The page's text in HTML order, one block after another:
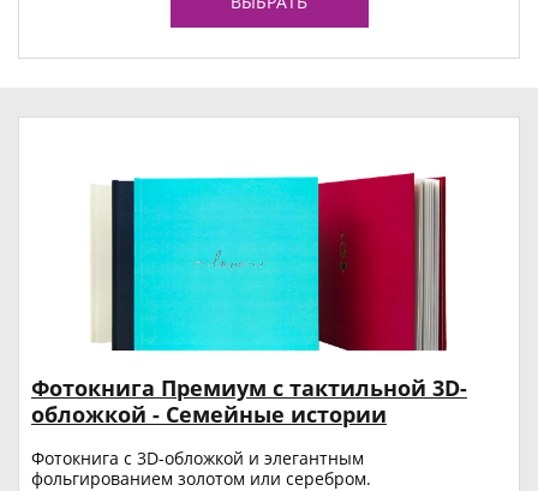
Фотокнига Премиум с тактильной 3D-
обложкой - Семейные истории
Фотокнига с 3D-обложкой и элегантным
фольгированием золотом или серебром.